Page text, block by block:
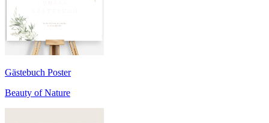
Gästebuch Poster
Beauty of Nature